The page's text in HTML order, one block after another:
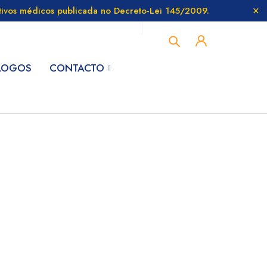
médicos publicada no Decreto-Lei 145/2009.
CONTACTO